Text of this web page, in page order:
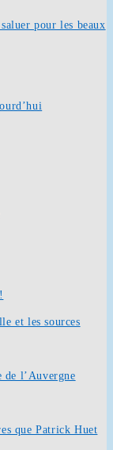
pour les beaux
et les sources
de l’Auvergne
que Patrick Huet